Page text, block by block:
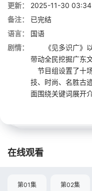
更新：
2025-11-30 03:34
备注：
已完结
语言：
国语
剧情：
《见多识广》以
带动全民挖掘广东
节目组设置了十
技、时尚、名胜古
面围绕关键词展开
在线观看
第01集 第02集